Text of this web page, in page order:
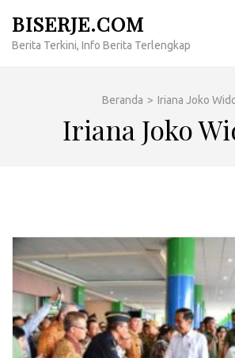
konten
BISERJE.COM
Berita Terkini, Info Berita Terlengkap
Beranda > Iriana Joko
Iriana Joko